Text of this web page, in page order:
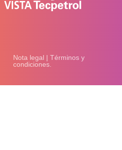
Nota legal | Términos y
condiciones.